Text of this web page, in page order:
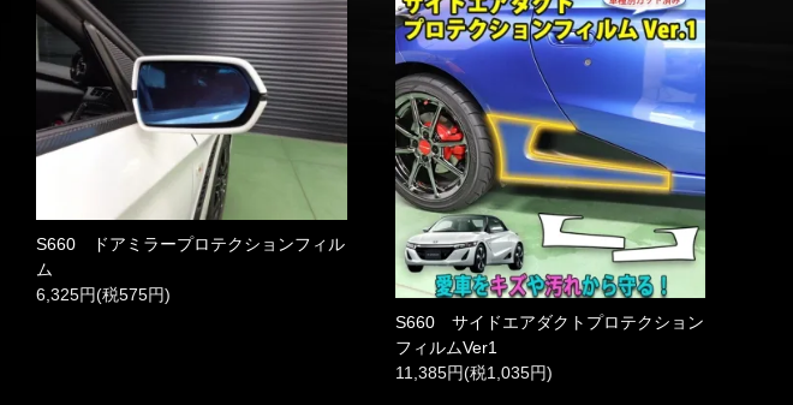
S660 ドアミラープロテクションフィル
ム
6,325円(税575円)
S660 サイドエアダクトプロテクション
フィルムVer1
11,385円(税1,035円)